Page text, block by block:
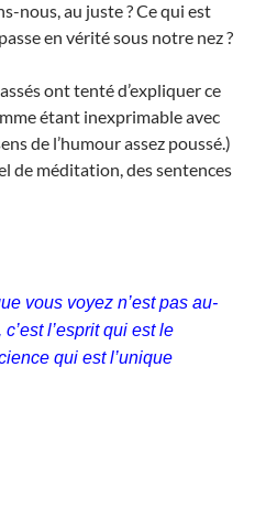
nous, au juste ? Ce qui est
en vérité sous notre nez ?
ont tenté d’expliquer ce
étant inexprimable avec
de l’humour assez poussé.)
de méditation, des sentences
vous voyez n’est pas au-
l’esprit qui est le
qui est l’unique